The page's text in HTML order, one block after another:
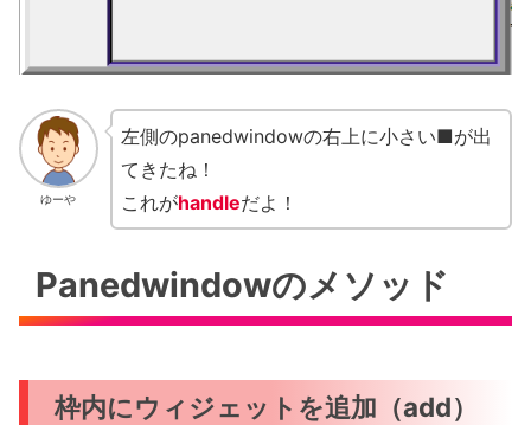
ゆーや
左側のpanedwindowの右上に小さい■が出
てきたね！
これがhandleだよ！
Panedwindowのメソッド
枠内にウィジェットを追加（add）